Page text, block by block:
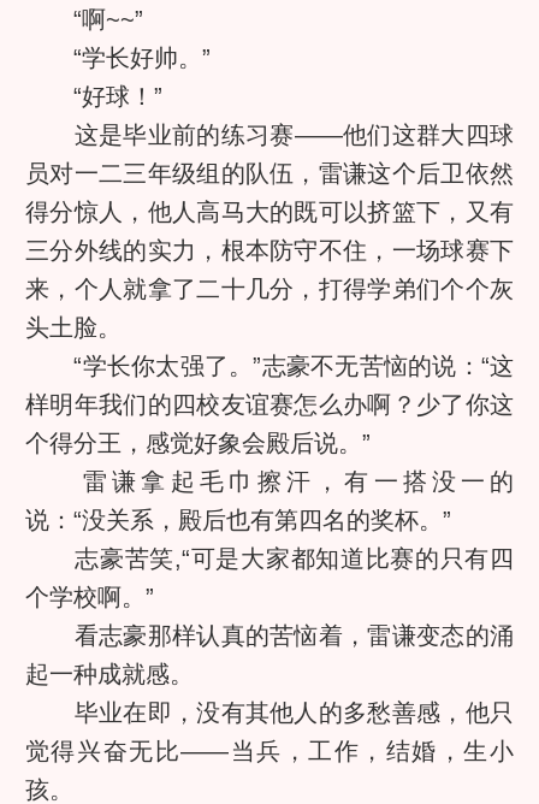
“啊~~”
“学长好帅。”
“好球！”
这是毕业前的练习赛——他们这群大四球
员对一二三年级组的队伍，雷谦这个后卫依然
得分惊人，他人高马大的既可以挤篮下，又有
三分外线的实力，根本防守不住，一场球赛下
来，个人就拿了二十几分，打得学弟们个个灰
头土脸。
“学长你太强了。”志豪不无苦恼的说：“这
样明年我们的四校友谊赛怎么办啊？少了你这
个得分王，感觉好象会殿后说。”
雷谦拿起毛巾擦汗，有一搭没一的
说：“没关系，殿后也有第四名的奖杯。”
志豪苦笑,“可是大家都知道比赛的只有四
个学校啊。”
看志豪那样认真的苦恼着，雷谦变态的涌
起一种成就感。
毕业在即，没有其他人的多愁善感，他只
觉得兴奋无比——当兵，工作，结婚，生小
孩。